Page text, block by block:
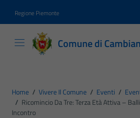
Regione Piemonte
Comune di
Home / Vivere Il Comune / Eventi /
/ Ricomincio Da Tre: Terza Età Attiva –
Incontro